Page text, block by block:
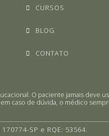
CURSOS
BLOG
CONTATO
O paciente jamais deve
caso de dúvida, o médico
SP e RQE: 53564.